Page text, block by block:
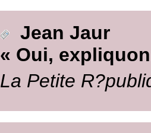
Jean Jaur
« Oui,
La Petite